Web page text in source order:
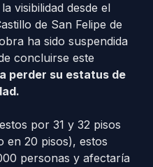
visibilidad desde el
de San Felipe de
ha sido suspendida
concluirse este
perder su estatus de
por 31 y 32 pisos
en 20 pisos), estos
personas y afectaría